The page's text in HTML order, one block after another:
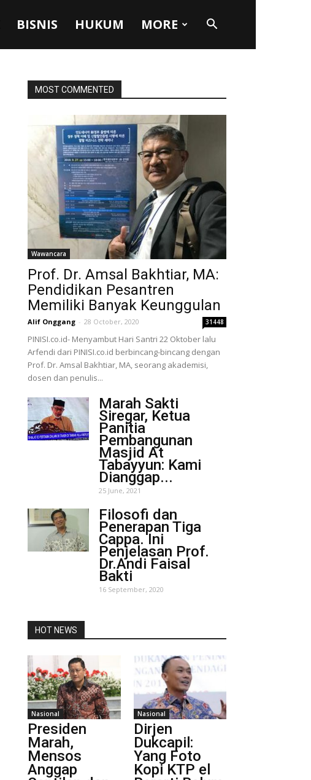
BISNIS HUKUM MORE
MOST COMMENTED
Wawancara
Prof. Dr. Amsal Bakhtiar, MA:
Pendidikan Pesantren
Memiliki Banyak Keunggulan
Alif Onggang - 28 October, 2020 31448
PINISI.co.id- Menyambut Hari Santri 22 Oktober lalu
Arfendi dari PINISI.co.id berbincang-bincang dengan
Prof. Dr. Amsal Bakhtiar, MA, seorang akademisi,
dosen dan penulis...
Marah Sakti
Siregar, Ketua
Panitia
Pembangunan
Masjid At
Tabayyun: Kami
Dianggap...
25 June, 2021
Filosofi dan
Penerapan Tiga
Cappa. Ini
Penjelasan Prof.
Dr.Andi Faisal
Bakti
16 September, 2020
HOT NEWS
Nasional
Presiden
Marah,
Mensos
Anggap
Nasional
Dirjen
Dukcapil:
Yang Foto
Kopi KTP el